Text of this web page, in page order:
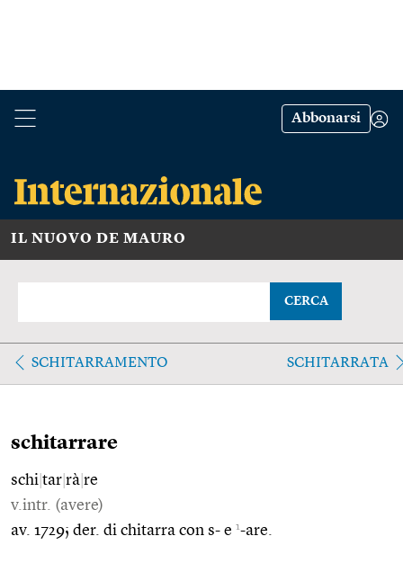
Abbonarsi
IL NUOVO DE MAURO
CERCA
SCHITARRAMENTO SCHITARRATA
schitarrare
schi tar rà re
v.intr. (avere)
av. 1729; der. di chitarra con s- e 1-are.